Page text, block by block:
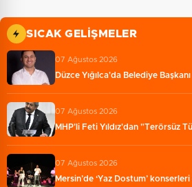
SICAK GELIŞMELER
07 Ağustos 2026
Düzce Yığılca'da Belediye
07 Ağustos 2026
MHP'li Feti Yıldız'dan "Terörsüz
07 Ağustos 2026
Mersin’de ‘Yaz Dostum’